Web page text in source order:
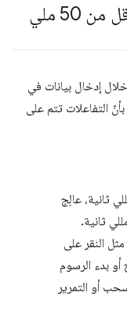
الاستجابة: معالجة الأحداث في أقل من 50 ملي
إدخال بيانات في
التفاعلات تتم على
في غضون 100 مللي ثانية، عالِج
في غضون 50 مللي ثانية.
على
الرسوم
التمرير